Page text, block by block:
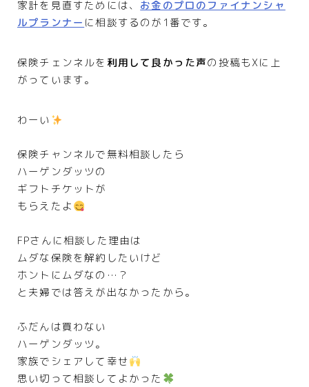
家計を見直すためには、 お金のプロのファイナンシャ
ルプランナー に相談するのが1番です。
保険チェンネルを 利用して良かった声の投稿もXに上
がっています。
わーい
保険チャンネルで無料相談したら
ハーゲンダッツの
ギフトチケットが
もらえたよ
FPさんに相談した理由は
ムダな保険を解約したいけど
ホントにムダなの…？
と夫婦では答えが出なかったから。
ふだんは買わない
ハーゲンダッツ。
家族でシェアして幸せ
思い切って相談してよかった